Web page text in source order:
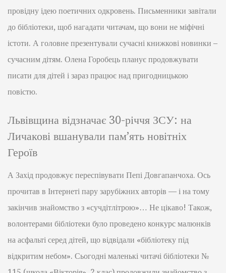
провідну ідею поетичних одкровень. Письменники завітали
до бібліотеки, щоб нагадати читачам, що вони не міфічні
істоти. А головне презентували сучасні книжкові новинки –
сучасним дітям. Олена Горобець планує продовжувати
писати для дітей і зараз працює над пригодницькою
повістю.
Львівщина відзначає 30-річчя ЗСУ: на
Личакові вшанували пам’ять новітніх
Героїв
А Захід продовжує переспівувати Пепі Довгапанчоха. Ось
прочитав в Інтернеті пару зарубіжних авторів — і на тому
закінчив знайомство з «сучдітлітрою»… Не цікаво! Також,
волонтерами бібліотеки було проведено конкурс малюнків
на асфальті серед дітей, що відвідали «бібліотеку під
відкритим небом». Сьогодні маленькі читачі бібліотеки №